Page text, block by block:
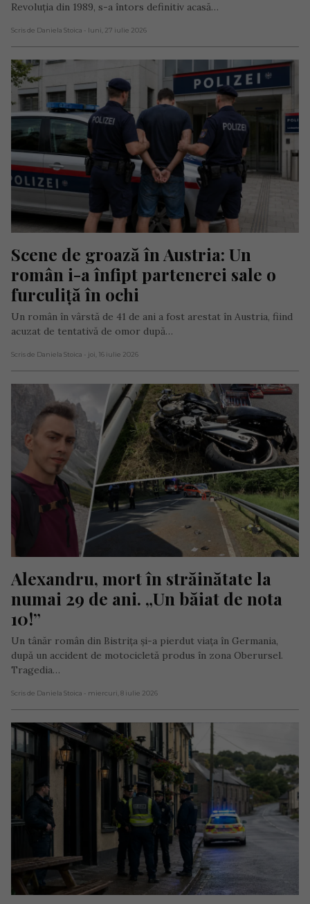
Revoluția din 1989, s-a întors definitiv acasă…
Scris de Daniela Stoica - luni, 27 iulie 2026
Scene de groază în Austria: Un
român i-a înfipt partenerei sale o
furculiță în ochi
Un român în vârstă de 41 de ani a fost arestat în Austria, fiind
acuzat de tentativă de omor după…
Scris de Daniela Stoica - joi, 16 iulie 2026
Alexandru, mort în străinătate la
numai 29 de ani. „Un băiat de nota
10!”
Un tânăr român din Bistrița și-a pierdut viața în Germania,
după un accident de motocicletă produs în zona Oberursel.
Tragedia…
Scris de Daniela Stoica - miercuri, 8 iulie 2026